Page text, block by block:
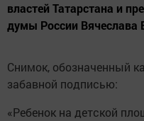
властей Татарстана и
думы России Вячеслава
Снимок, обозначенный
забавной подписью:
«Ребенок на детской